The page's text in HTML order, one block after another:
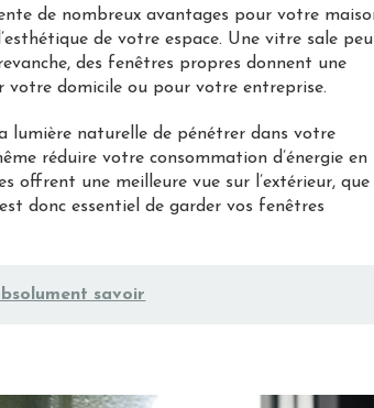
de nombreux avantages pour votre
de votre espace. Une vitre sale
des fenêtres propres donnent une
domicile ou pour votre entreprise.
lumière naturelle de pénétrer dans votre
réduire votre consommation d’énergie en
offrent une meilleure vue sur l’extérieur, que
donc essentiel de garder vos fenêtres
savoir